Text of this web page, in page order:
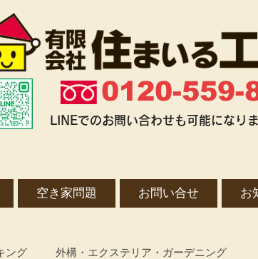
0120-559-
LINEでのお問い合わせも可能になり
空き家問題 お問い合せ お
ング 外構・エクステリア・ガーデニング